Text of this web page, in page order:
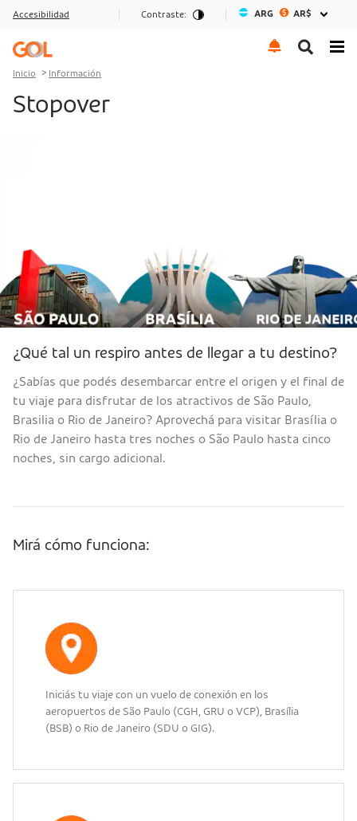
Ir al menu
Ir al contenido
Ir al pie de página
Accesibilidad Contraste: ARG AR$
Inicio Información
Stopover
¿Qué tal un respiro antes de llegar a tu destino?
¿Sabías que podés desembarcar entre el origen y el final de
tu viaje para disfrutar de los atractivos de São Paulo,
Brasilia o Rio de Janeiro? Aprovechá para visitar Brasília o
Rio de Janeiro hasta tres noches o São Paulo hasta cinco
noches, sin cargo adicional.
Mirá cómo funciona:
Iniciás tu viaje con un vuelo de conexión en los
aeropuertos de São Paulo (CGH, GRU o VCP), Brasília
(BSB) o Rio de Janeiro (SDU o GIG).